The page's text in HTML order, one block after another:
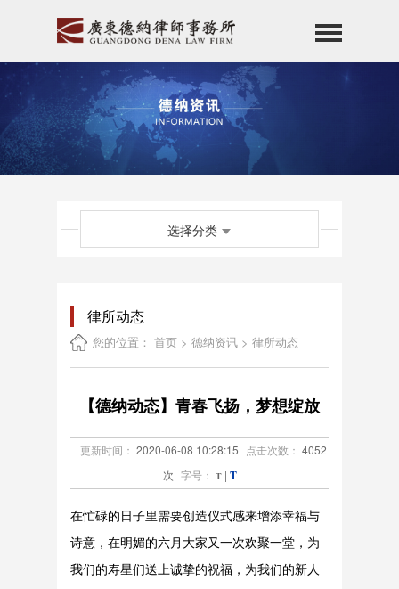
首页
关于德纳
专业团队
服务领域
德纳公益
德纳资讯
招贤纳士
服务中心
选择分类
律所动态
您的位置： 首页 > 德纳资讯 > 律所动态
【德纳动态】青春飞扬，梦想绽放
更新时间： 2020-06-08 10:28:15 点击次数： 4052
次 字号： T | T
在忙碌的日子里需要创造仪式感来增添幸福与
诗意，在明媚的六月大家又一次欢聚一堂，为
我们的寿星们送上诚挚的祝福，为我们的新人